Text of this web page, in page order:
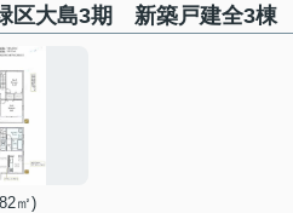
区大島3期 新築戸建全3棟
㎡)